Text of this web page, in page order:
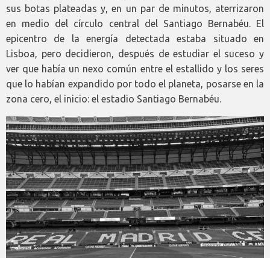
sus botas plateadas y, en un par de minutos, aterrizaron
en medio del círculo central del Santiago Bernabéu. El
epicentro de la energía detectada estaba situado en
Lisboa, pero decidieron, después de estudiar el suceso y
ver que había un nexo común entre el estallido y los seres
que lo habían expandido por todo el planeta, posarse en la
zona cero, el inicio: el estadio Santiago Bernabéu.